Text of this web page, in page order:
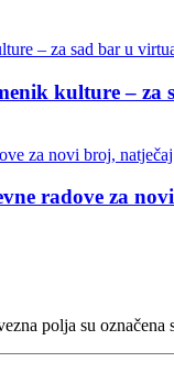
kulture –
radove za
polja su označena